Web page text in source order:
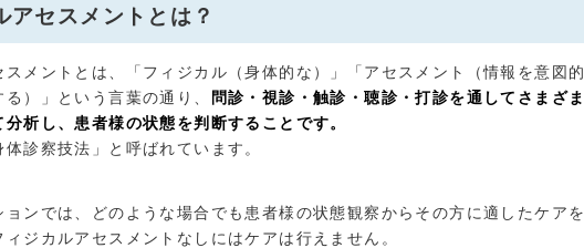
アセスメントとは？
スメントとは、「フィジカル（身体的な）」「アセスメント（情報を意図的
）」という言葉の通り、
問診・視診・触診・聴診・打診を通してさまざま
析し、患者様の状態を判断することです。
診察技法」と呼ばれています。
ョンでは、どのような場合でも患者様の状態観察からその方に適したケアを
ジカルアセスメントなしにはケアは行えません。